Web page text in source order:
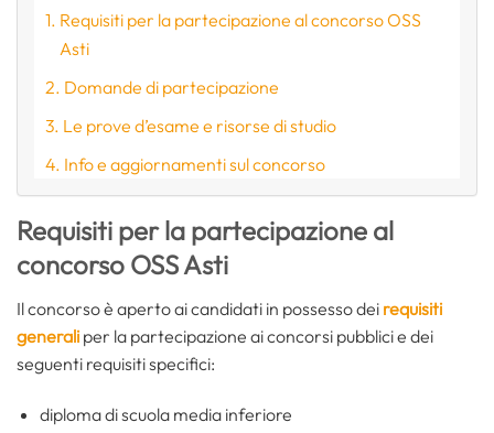
Requisiti per la partecipazione al concorso OSS
Asti
Domande di partecipazione
Le prove d’esame e risorse di studio
Info e aggiornamenti sul concorso
Requisiti per la partecipazione al
concorso OSS Asti
Il concorso è aperto ai candidati in possesso dei requisiti
generali per la partecipazione ai concorsi pubblici e dei
seguenti requisiti specifici:
diploma di scuola media inferiore